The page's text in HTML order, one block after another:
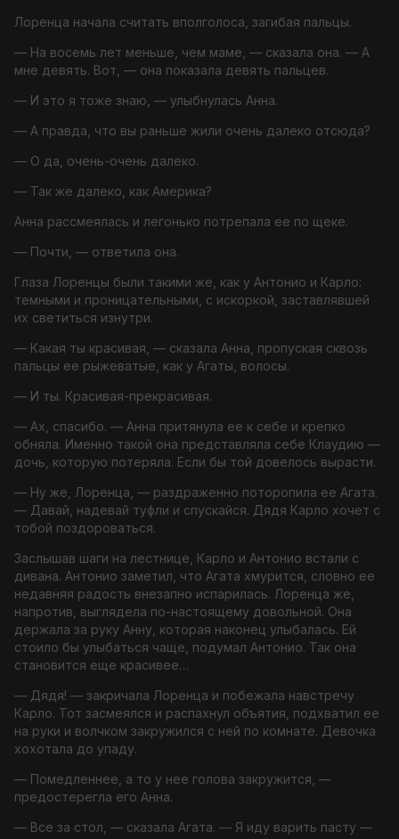
Лоренца начала считать вполголоса, загибая пальцы.
— На восемь лет меньше, чем маме, — сказала она. — А
мне девять. Вот, — она показала девять пальцев.
— И это я тоже знаю, — улыбнулась Анна.
— А правда, что вы раньше жили очень далеко отсюда?
— О да, очень-очень далеко.
— Так же далеко, как Америка?
Анна рассмеялась и легонько потрепала ее по щеке.
— Почти, — ответила она.
Глаза Лоренцы были такими же, как у Антонио и Карло:
темными и проницательными, с искоркой, заставлявшей
их светиться изнутри.
— Какая ты красивая, — сказала Анна, пропуская сквозь
пальцы ее рыжеватые, как у Агаты, волосы.
— И ты. Красивая-прекрасивая.
— Ах, спасибо. — Анна притянула ее к себе и крепко
обняла. Именно такой она представляла себе Клаудию —
дочь, которую потеряла. Если бы той довелось вырасти.
— Ну же, Лоренца, — раздраженно поторопила ее Агата.
— Давай, надевай туфли и спускайся. Дядя Карло хочет с
тобой поздороваться.
Заслышав шаги на лестнице, Карло и Антонио встали с
дивана. Антонио заметил, что Агата хмурится, словно ее
недавняя радость внезапно испарилась. Лоренца же,
напротив, выглядела по-настоящему довольной. Она
держала за руку Анну, которая наконец улыбалась. Ей
стоило бы улыбаться чаще, подумал Антонио. Так она
становится еще красивее…
— Дядя! — закричала Лоренца и побежала навстречу
Карло. Тот засмеялся и распахнул объятия, подхватил ее
на руки и волчком закружился с ней по комнате. Девочка
хохотала до упаду.
— Помедленнее, а то у нее голова закружится, —
предостерегла его Анна.
— Все за стол, — сказала Агата. — Я иду варить пасту —